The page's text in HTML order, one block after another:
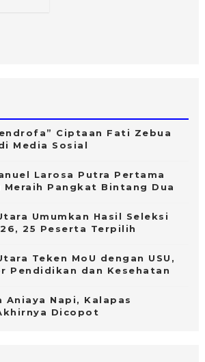
Ciptaan Fati Zebua
Media Sosial
Larosa Putra Pertama
Meraih Pangkat Bintang Dua
Umumkan Hasil Seleksi
25 Peserta Terpilih
Teken MoU dengan USU,
Pendidikan dan Kesehatan
Aniaya Napi, Kalapas
Dicopot